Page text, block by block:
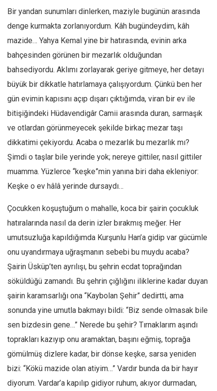
Bir yandan sunumları dinlerken, maziyle bugünün arasında
denge kurmakta zorlanıyordum. Kâh bugündeydim, kâh
mazide… Yahya Kemal yine bir hatırasında, evinin arka
bahçesinden görünen bir mezarlık olduğundan
bahsediyordu. Aklımı zorlayarak geriye gitmeye, her detayı
büyük bir dikkatle hatırlamaya çalışıyordum. Çünkü ben her
gün evimin kapısını açıp dışarı çıktığımda, viran bir ev ile
bitişiğindeki Hüdavendigâr Camii arasında duran, sarmaşık
ve otlardan görünmeyecek şekilde birkaç mezar taşı
dikkatimi çekiyordu. Acaba o mezarlık bu mezarlık mı?
Şimdi o taşlar bile yerinde yok; nereye gittiler, nasıl gittiler
muamma. Yüzlerce “keşke”min yanına biri daha ekleniyor:
Keşke o ev hâlâ yerinde dursaydı…
Çocukken koşuştuğum o mahalle, koca bir şairin çocukluk
hatıralarında nasıl da derin izler bırakmış meğer. Her
umutsuzluğa kapıldığımda Kurşunlu Han’a gidip var gücümle
onu uyandırmaya uğraşmanın sebebi bu muydu acaba?
Şairin Üsküp’ten ayrılışı, bu şehrin ecdat toprağından
söküldüğü zamandı. Bu şehrin çığlığını iliklerine kadar duyan
şairin karamsarlığı ona “Kaybolan Şehir” dedirtti, ama
sonunda yine umutla bakmayı bildi: “Biz sende olmasak bile
sen bizdesin gene…” Nerede bu şehir? Tırnaklarım aşındı
toprakları kazıyıp onu aramaktan, başını eğmiş, toprağa
gömülmüş dizlere kadar, bir dönse keşke, sarsa yeniden
bizi: “Kökü mazide olan atiyim…” Vardır bunda da bir hayır
diyorum. Vardar’a kapılıp gidiyor ruhum, akıyor durmadan,